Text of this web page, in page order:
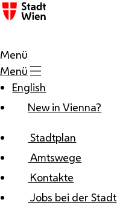
Zum Inhalt
Menü
Menü
English
New in Vienna?
Stadtplan
Amtswege
Kontakte
Jobs bei der Stadt